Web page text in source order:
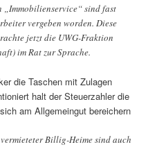
„Immobilienservice“ sind fast
vergeben worden. Diese
jetzt die UWG-Fraktion
im Rat zur Sprache.
die Taschen mit Zulagen
halt der Steuerzahler die
am Allgemeingut bereichern
Billig-Heime sind auch